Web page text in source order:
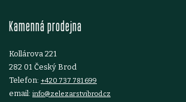
Kamenná prodejna
Kollárova 221
282 01 Český Brod
Telefon: +420 737 781 699
email: info@zelezarstvibrod.cz